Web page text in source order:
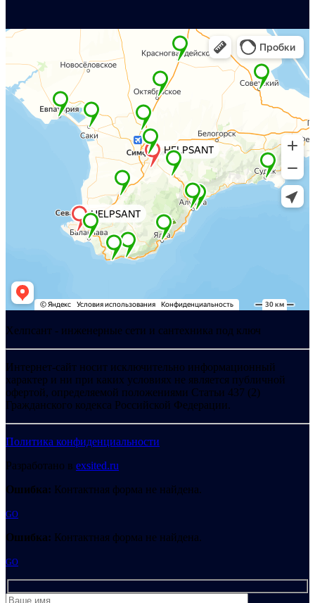
Хелпсант - инженерные сети и сантехника под ключ
Интернет-сайт носит исключительно информационный
характер и ни при каких условиях не является публичной
офертой, определяемой положениями Статьи 437 (2)
Гражданского кодекса Российской Федерации.
Политика конфиденциальности
Разработано в exsited.ru
Ошибка: Контактная форма не найдена.
GO
Ошибка: Контактная форма не найдена.
GO